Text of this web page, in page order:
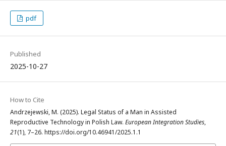
pdf
Published
2025-10-27
How to Cite
Andrzejewski, M. (2025). Legal Status of a Man in Assisted
Reproductive Technology in Polish Law. European Integration Studies,
21(1), 7–26. https://doi.org/10.46941/2025.1.1